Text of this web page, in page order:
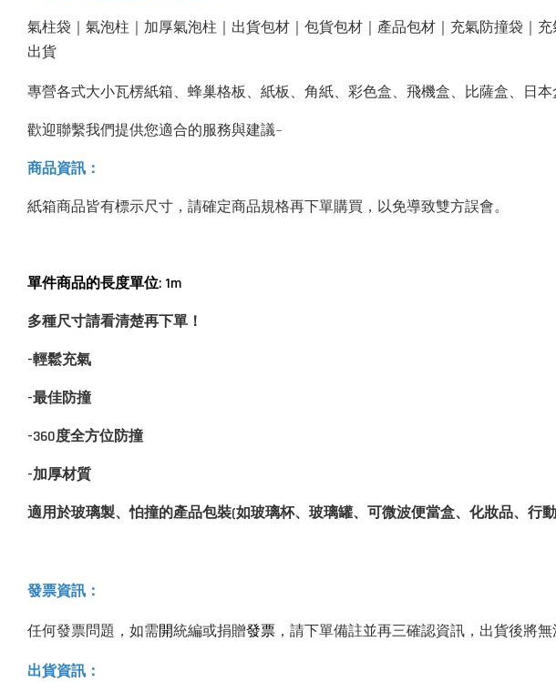
氣柱袋｜氣泡柱｜加厚氣泡柱｜出貨包材｜包貨包材｜產品包材｜充氣防撞袋｜
出貨
專營各式大小瓦楞紙箱、蜂巢格板、紙板、角紙、彩色盒、飛機盒、比薩盒、日本
歡迎聯繫我們提供您適合的服務與建議~
商品資訊：
紙箱商品皆有標示尺寸，請確定商品規格再下單購買，以免導致雙方誤會。
單件商品的長度單位: 1m
多種尺寸請看清楚再下單！
-輕鬆充氣
-最佳防撞
-360度全方位防撞
-加厚材質
適用於玻璃製、怕撞的產品包裝(如玻璃杯、玻璃罐、可微波便當盒、化妝品、行
發票資訊 ：
任何發票問題，如需開統編或捐贈發票 ，請下單備註並再三確認資訊，出貨後將
出貨資訊 ：